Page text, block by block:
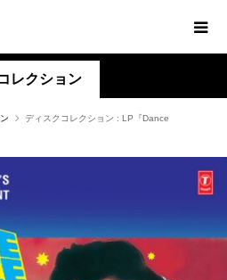
レクション
ディスクコレクション : LP『Dance